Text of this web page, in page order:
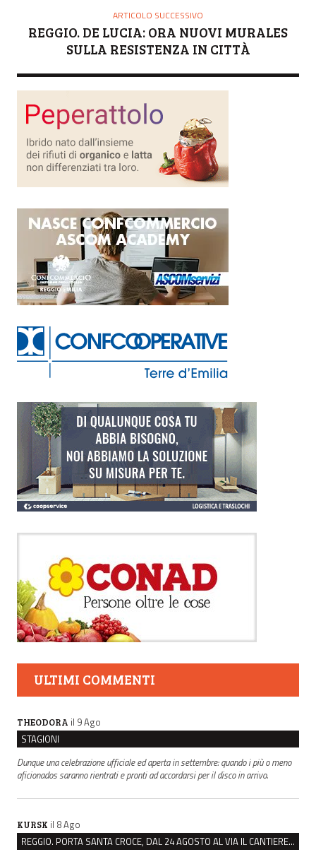
ARTICOLO SUCCESSIVO
REGGIO. DE LUCIA: ORA NUOVI MURALES
SULLA RESISTENZA IN CITTÀ
ULTIMI COMMENTI
THEODORA il 9 Ago
STAGIONI
Dunque una celebrazione ufficiale ed aperta in settembre: quando i più o meno
aficionados saranno rientrati e pronti ad accordarsi per il disco in arrivo.
KURSK il 8 Ago
REGGIO. PORTA SANTA CROCE, DAL 24 AGOSTO AL VIA IL CANTIERE PER IL NUOVO COLLETTORE FOGNARIO